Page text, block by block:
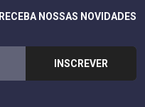
RECEBA NOSSAS NOVIDADES